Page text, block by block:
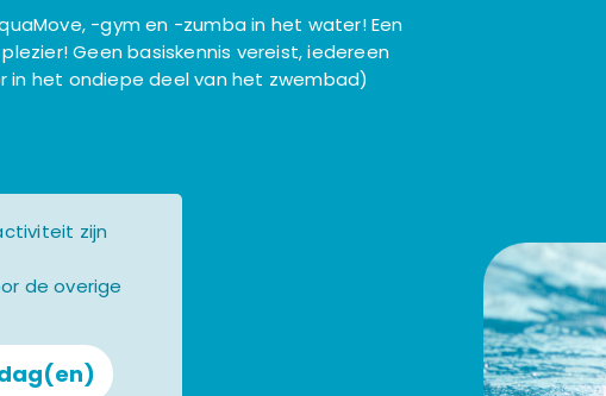
-gym en -zumba in het water! Een
Geen basiskennis vereist, iedereen
in het ondiepe deel van het zwembad)
zijn
de overige